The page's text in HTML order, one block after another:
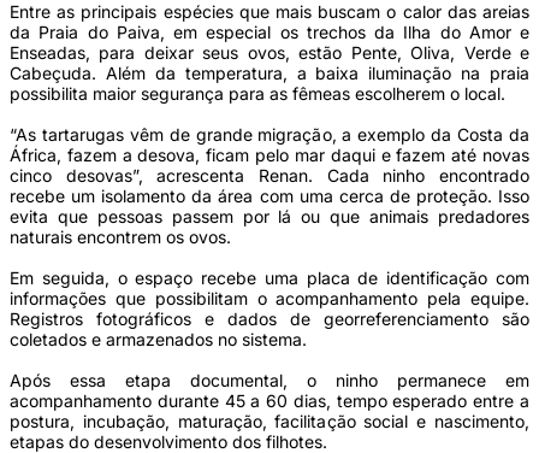
Entre as principais espécies que mais buscam o calor das areias
da Praia do Paiva, em especial os trechos da Ilha do Amor e
Enseadas, para deixar seus ovos, estão Pente, Oliva, Verde e
Cabeçuda. Além da temperatura, a baixa iluminação na praia
possibilita maior segurança para as fêmeas escolherem o local.
“As tartarugas vêm de grande migração, a exemplo da Costa da
África, fazem a desova, ficam pelo mar daqui e fazem até novas
cinco desovas”, acrescenta Renan. Cada ninho encontrado
recebe um isolamento da área com uma cerca de proteção. Isso
evita que pessoas passem por lá ou que animais predadores
naturais encontrem os ovos.
Em seguida, o espaço recebe uma placa de identificação com
informações que possibilitam o acompanhamento pela equipe.
Registros fotográficos e dados de georreferenciamento são
coletados e armazenados no sistema.
Após essa etapa documental, o ninho permanece em
acompanhamento durante 45 a 60 dias, tempo esperado entre a
postura, incubação, maturação, facilitação social e nascimento,
etapas do desenvolvimento dos filhotes.